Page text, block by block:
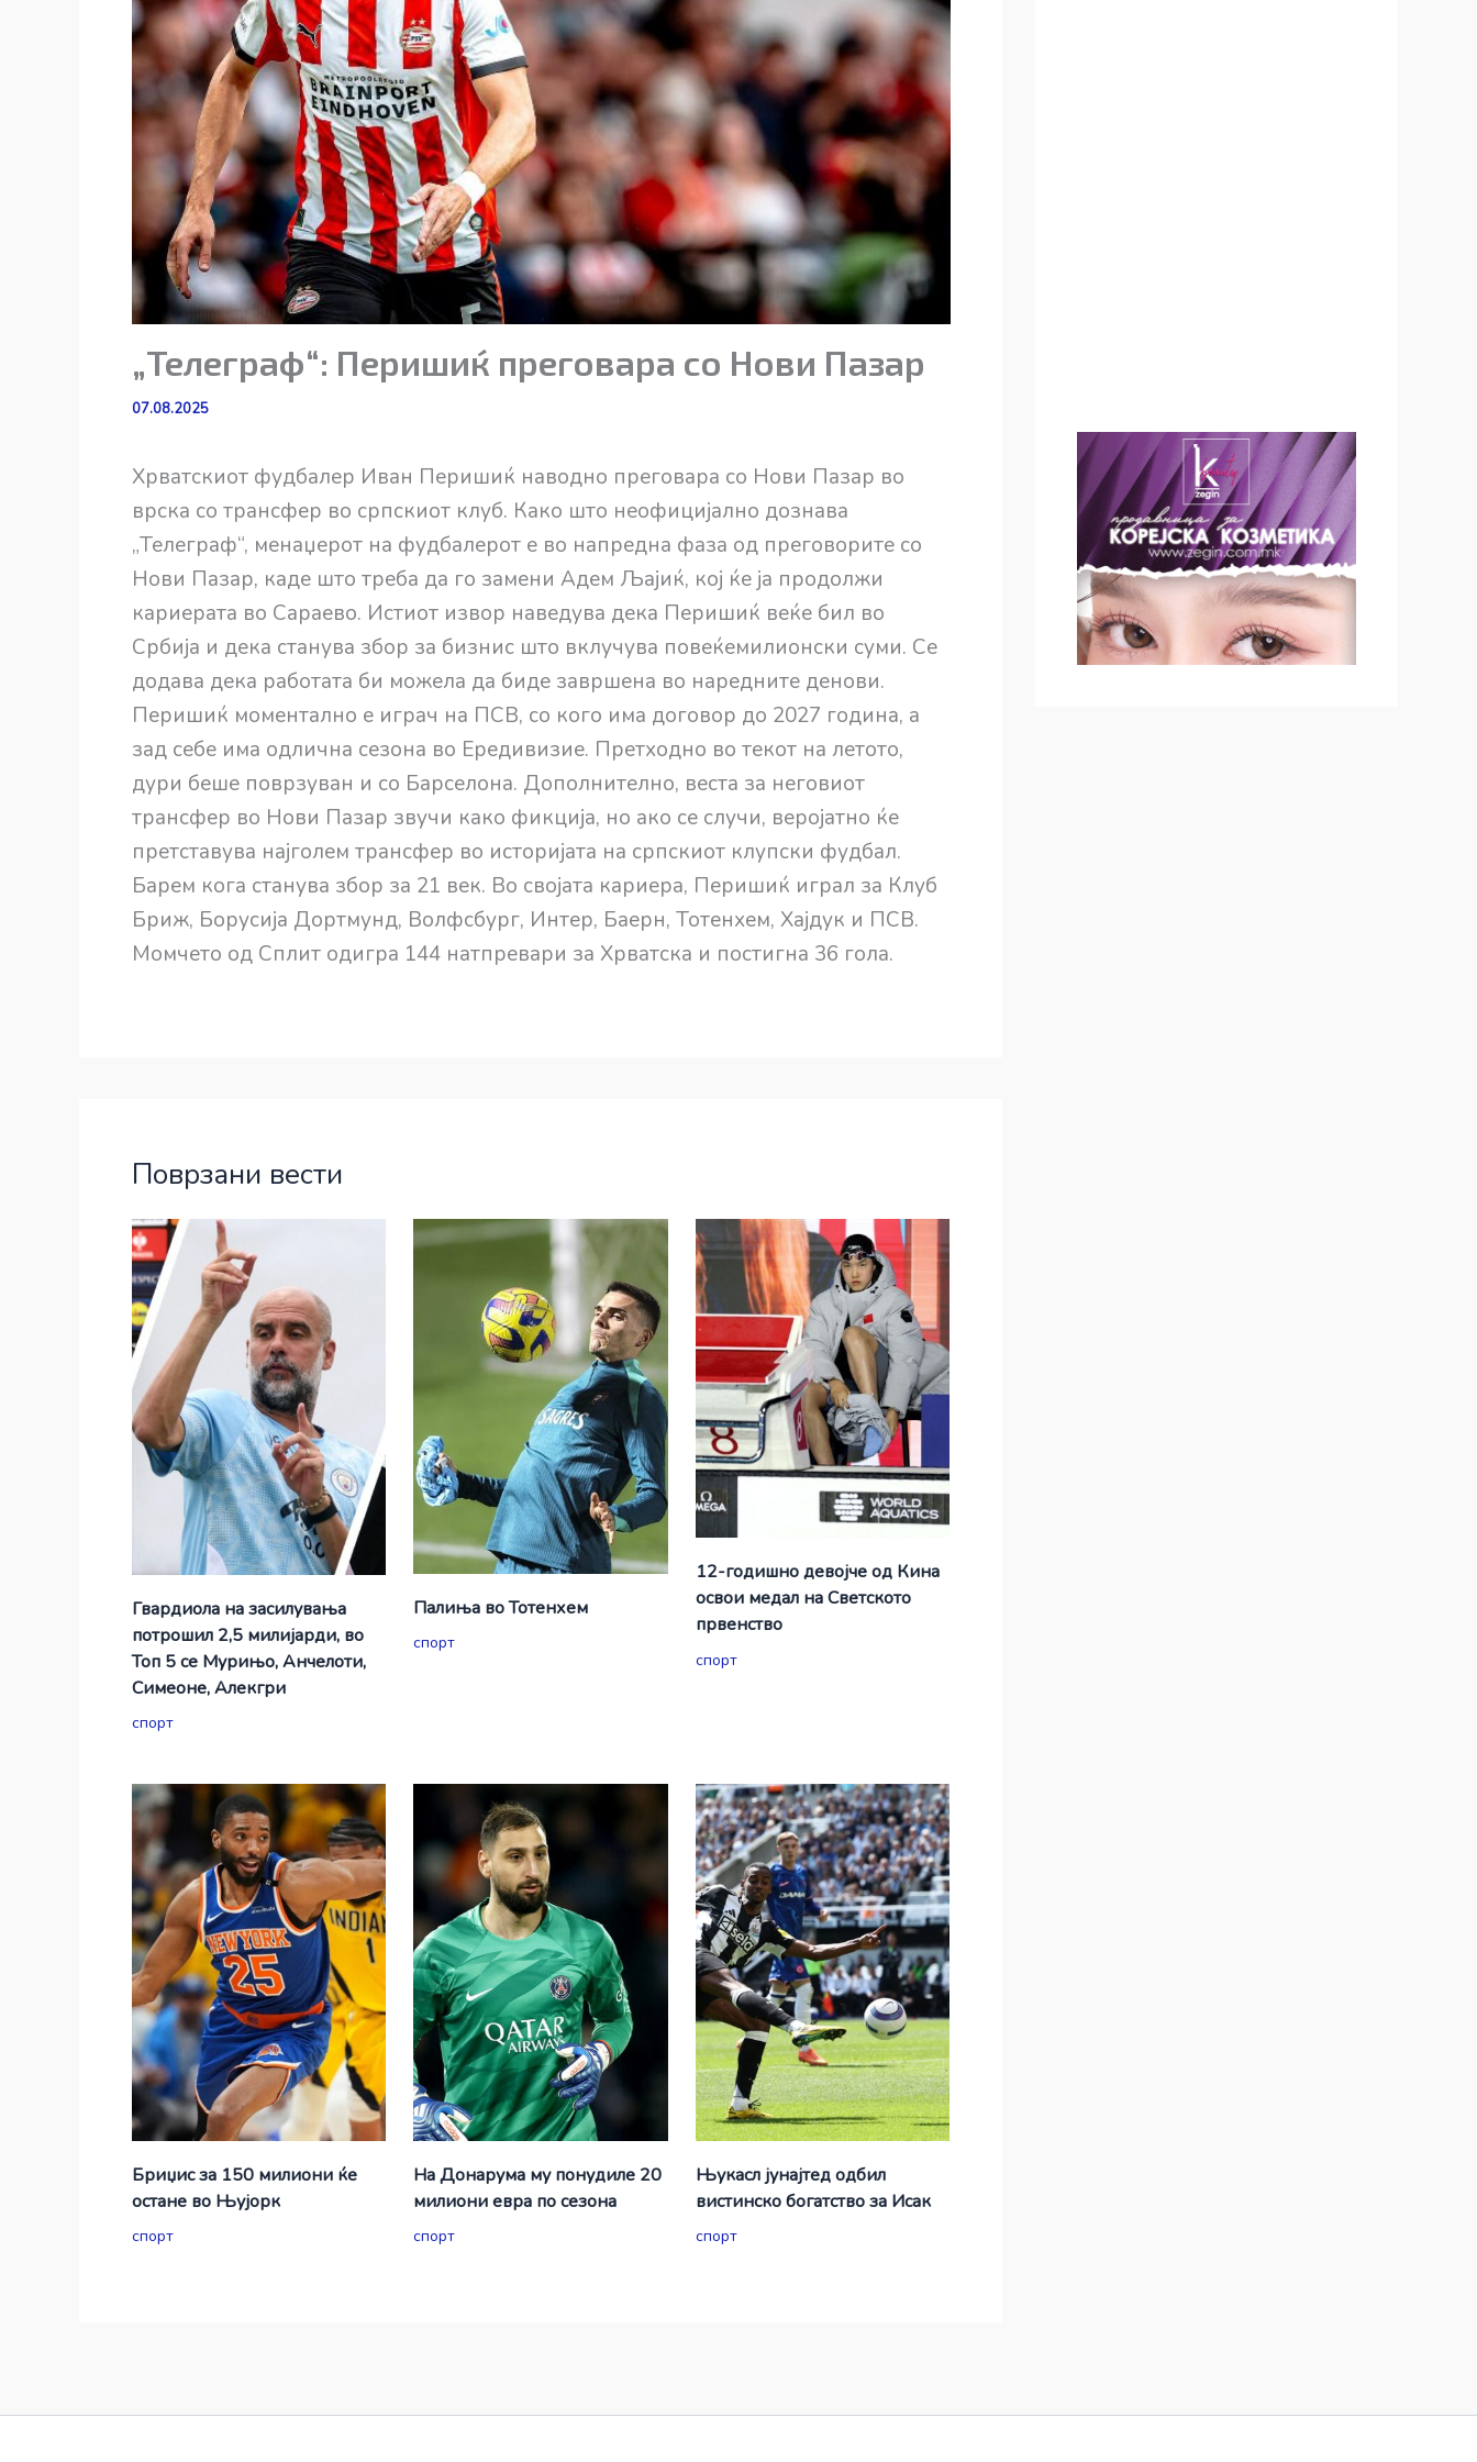
„Телеграф“: Перишиќ преговара со Нови Пазар
07.08.2025
Хрватскиот фудбалер Иван Перишиќ наводно преговара со Нови Пазар во
врска со трансфер во српскиот клуб. Како што неофицијално дознава
„Телеграф“, менаџерот на фудбалерот е во напредна фаза од преговорите со
Нови Пазар, каде што треба да го замени Адем Љајиќ, кој ќе ја продолжи
кариерата во Сараево. Истиот извор наведува дека Перишиќ веќе бил во
Србија и дека станува збор за бизнис што вклучува повеќемилионски суми. Се
додава дека работата би можела да биде завршена во наредните денови.
Перишиќ моментално е играч на ПСВ, со кого има договор до 2027 година, а
зад себе има одлична сезона во Ередивизие. Претходно во текот на летото,
дури беше поврзуван и со Барселона. Дополнително, веста за неговиот
трансфер во Нови Пазар звучи како фикција, но ако се случи, веројатно ќе
претставува најголем трансфер во историјата на српскиот клупски фудбал.
Барем кога станува збор за 21 век. Во својата кариера, Перишиќ играл за Клуб
Бриж, Борусија Дортмунд, Волфсбург, Интер, Баерн, Тотенхем, Хајдук и ПСВ.
Момчето од Сплит одигра 144 натпревари за Хрватска и постигна 36 гола.
Поврзани вести
Гвардиола на засилувања
потрошил 2,5 милијарди, во
Топ 5 се Мурињо, Анчелоти,
Симеоне, Алекгри
спорт
Палиња во Тотенхем
спорт
12-годишно девојче од Кина
освои медал на Светското
првенство
спорт
Бриџис за 150 милиони ќе
остане во Њујорк
спорт
На Донарума му понудиле 20
милиони евра по сезона
спорт
Њукасл јунајтед одбил
вистинско богатство за Исак
спорт